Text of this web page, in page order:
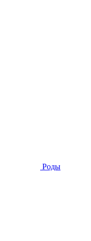
Роды